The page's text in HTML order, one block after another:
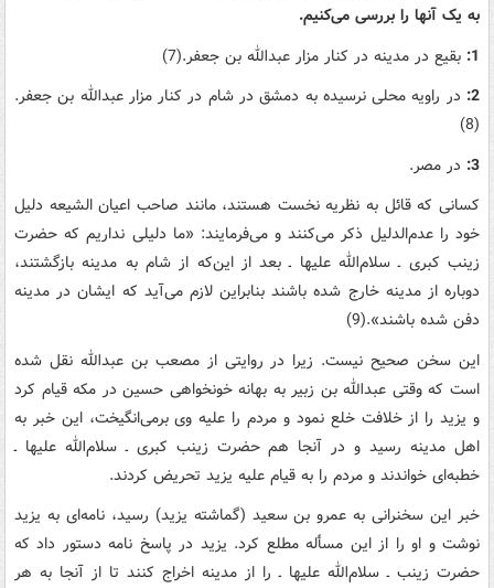
به یک آنها را بررسی می‌کنیم.
1: بقیع در مدینه در کنار مزار عبدالله بن جعفر.(7)
2: در راویه محلی نرسیده به دمشق در شام در کنار مزار عبدالله بن جعفر.
(8)
3: در مصر.
کسانی که قائل به نظریه نخست هستند، مانند صاحب اعیان الشیعه دلیل
خود را عدم‌الدلیل ذکر می‌کنند و می‌فرمایند: «ما دلیلی نداریم که حضرت
زینب کبری ـ سلام‌الله علیها ـ بعد از این‌که از شام به مدینه بازگشتند،
دوباره از مدینه خارج شده باشند بنابراین لازم می‌آید که ایشان در مدینه
دفن شده باشند».(9)
این سخن صحیح نیست. زیرا در روایتی از مصعب بن عبدالله نقل شده
است که وقتی عبدالله بن زبیر به بهانه خونخواهی حسین در مکه قیام کرد
و یزید را از خلافت خلع نمود و مردم را علیه وی برمی‌انگیخت، این خبر به
اهل مدینه رسید و در آنجا هم حضرت زینب کبری ـ سلام‌الله علیها ـ
خطبه‌ای خواندند و مردم را به قیام علیه یزید تحریض کردند.
خبر این سخنرانی به عمرو بن سعید (گماشته یزید) رسید، نامه‌ای به یزید
نوشت و او را از این مسأله مطلع کرد. یزید در پاسخ نامه دستور داد که
حضرت زینب ـ سلام‌الله علیها ـ را از مدینه اخراج کنند تا از آنجا به هر